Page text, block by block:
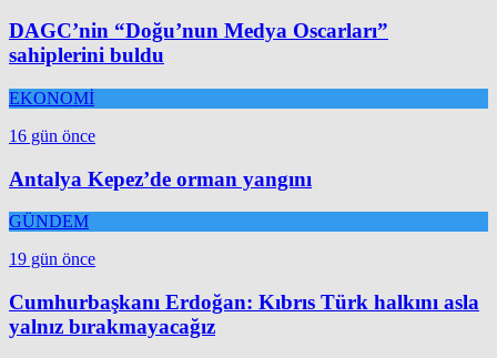
DAGC’nin “Doğu’nun Medya Oscarları”
sahiplerini buldu
EKONOMİ
16 gün önce
Antalya Kepez’de orman yangını
GÜNDEM
19 gün önce
Cumhurbaşkanı Erdoğan: Kıbrıs Türk halkını asla
yalnız bırakmayacağız